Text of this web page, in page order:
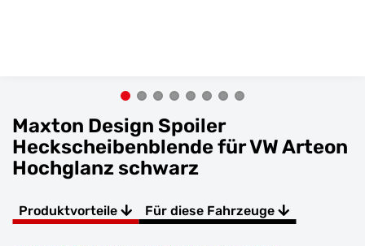
Maxton Design Spoiler
Heckscheibenblende für VW Arteon
Hochglanz schwarz
Produktvorteile Für diese Fahrzeuge